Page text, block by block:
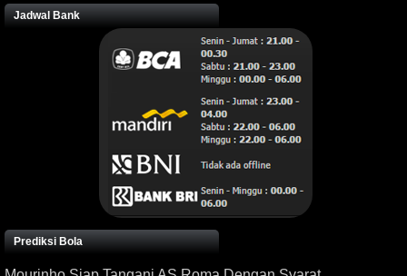
Jadwal Bank
Prediksi Bola